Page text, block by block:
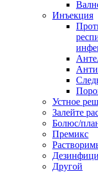
Инъекция
Устное
Залейте
Болюс/
Премикс
Другой